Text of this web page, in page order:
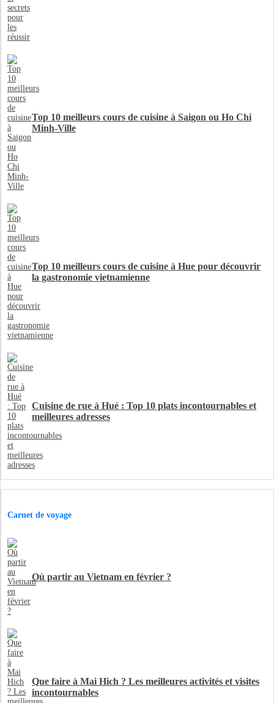
Top 10 meilleurs cours de cuisine à Saigon ou Ho Chi
Minh-Ville
Top 10 meilleurs cours de cuisine à Hue pour découvrir
la gastronomie vietnamienne
Cuisine de rue à Hué : Top 10 plats incontournables et
meilleures adresses
Carnet de voyage
Où partir au Vietnam en février ?
Que faire à Mai Hich ? Les meilleures activités et visites
incontournables